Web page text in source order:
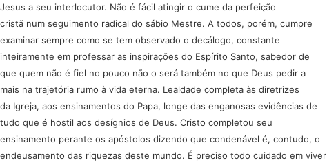
Jesus a seu interlocutor. Não é fácil atingir o cume da perfeição
cristã num seguimento radical do sábio Mestre. A todos, porém, cumpre
examinar sempre como se tem observado o decálogo, constante
inteiramente em professar as inspirações do Espírito Santo, sabedor de
que quem não é fiel no pouco não o será também no que Deus pedir a
mais na trajetória rumo à vida eterna. Lealdade completa às diretrizes
da Igreja, aos ensinamentos do Papa, longe das enganosas evidências de
tudo que é hostil aos desígnios de Deus. Cristo completou seu
ensinamento perante os apóstolos dizendo que condenável é, contudo, o
endeusamento das riquezas deste mundo. É preciso todo cuidado em viver